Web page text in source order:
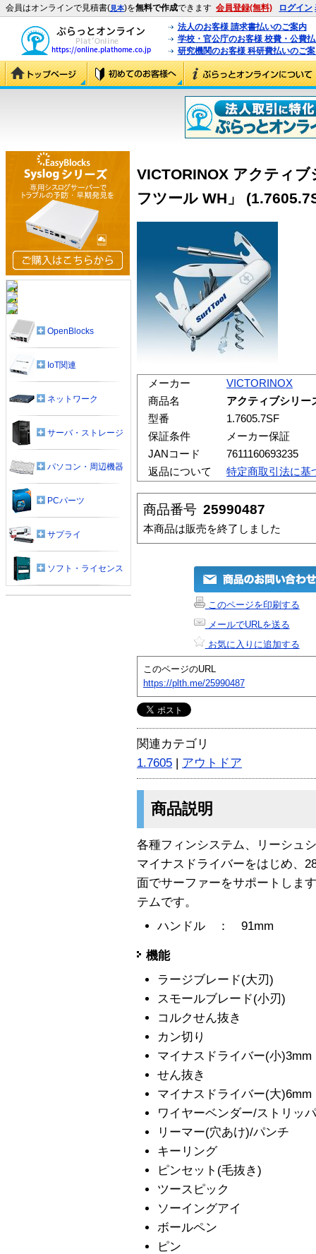
会員はオンラインで見積書(見本)を無料で作成できます 会員登録(無料) ログイン
法人のお客様 請求書払いのご案内
学校・官公庁のお客様 校費・公費
研究機関のお客様 科研費払いのご
VICTORINOX アクティ
フツール WH」
メーカー
VICTORINOX
商品名
アクティブシリー
型番
1.7605.7SF
保証条件
メーカー保証
JANコード
7611160693235
返品について
特定商取引法に基
商品番号 25990487
本商品は販売を終了しました
このページを印刷する
メールでURLを送る
お気に入りに追加する
このページのURL
https://plth.me/25990487
関連カテゴリ
1.7605 | アウトドア
商品説明
各種フィンシステム、リーシュ
マイナスドライバーをはじめ、
面でサーファーをサポートしま
テムです。
ハンドル ： 91mm
機能
ラージブレード(大刃)
スモールブレード(小刃)
コルクせん抜き
カン切り
マイナスドライバー(小)3mm
せん抜き
マイナスドライバー(大)6mm
ワイヤーベンダー/ストリッ
リーマー(穴あけ)/パンチ
キーリング
ピンセット(毛抜き)
ツースピック
ソーイングアイ
ボールペン
ピン
OpenBlocks
IoT関連
ネットワーク
サーバ・ストレージ
パソコン・周辺機器
PCパーツ
サプライ
ソフト・ライセンス